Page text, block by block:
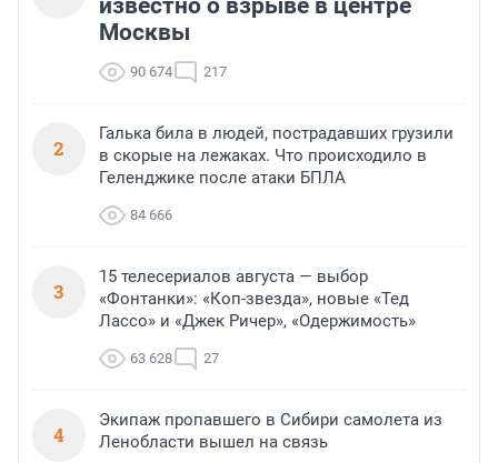
известно о взрыве в центре
Москвы
90 674 217
2
Галька била в людей, пострадавших грузили
в скорые на лежаках. Что происходило в
Геленджике после атаки БПЛА
84 666
3
15 телесериалов августа — выбор
«Фонтанки»: «Коп-звезда», новые «Тед
Лассо» и «Джек Ричер», «Одержимость»
63 628 27
4
Экипаж пропавшего в Сибири самолета из
Ленобласти вышел на связь